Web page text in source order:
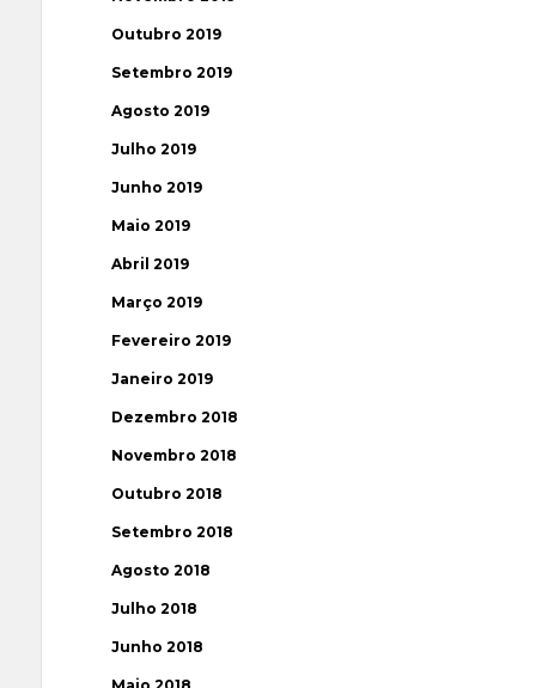
Outubro 2019
Setembro 2019
Agosto 2019
Julho 2019
Junho 2019
Maio 2019
Abril 2019
Março 2019
Fevereiro 2019
Janeiro 2019
Dezembro 2018
Novembro 2018
Outubro 2018
Setembro 2018
Agosto 2018
Julho 2018
Junho 2018